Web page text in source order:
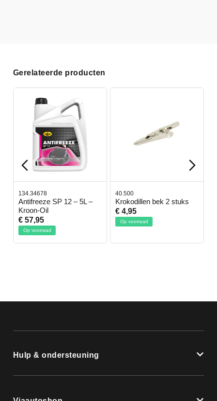
Gerelateerde producten
134.34678
Antifreeze SP 12 – 5L –
Kroon-Oil
€ 57,95
Op voorraad
40.500
Krokodillen bek 2 stuks
€ 4,95
Op voorraad
Hulp & ondersteuning